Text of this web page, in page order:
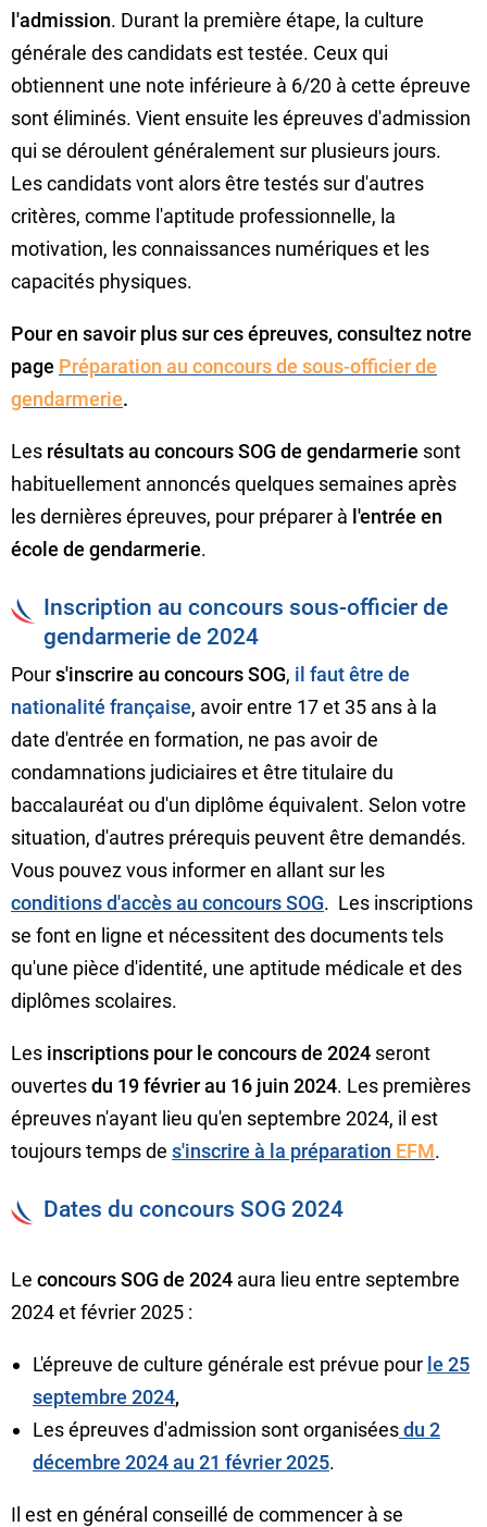
l'admission. Durant la première étape, la culture
générale des candidats est testée. Ceux qui
obtiennent une note inférieure à 6/20 à cette épreuve
sont éliminés. Vient ensuite les épreuves d'admission
qui se déroulent généralement sur plusieurs jours.
Les candidats vont alors être testés sur d'autres
critères, comme l'aptitude professionnelle, la
motivation, les connaissances numériques et les
capacités physiques.
Pour en savoir plus sur ces épreuves, consultez notre
page Préparation au concours de sous-officier de
gendarmerie.
Les résultats au concours SOG de gendarmerie sont
habituellement annoncés quelques semaines après
les dernières épreuves, pour préparer à l'entrée en
école de gendarmerie.
Inscription au concours sous-officier de
gendarmerie de 2024
Pours'inscrire au concours SOG, il faut être de
nationalité française, avoir entre 17 et 35 ans à la
date d'entrée en formation, ne pas avoir de
condamnations judiciaires et être titulaire du
baccalauréat ou d'un diplôme équivalent. Selon votre
situation, d'autres prérequis peuvent être demandés.
Vous pouvez vous informer en allant sur les
conditions d'accès au concours SOG. Les inscriptions
se font en ligne et nécessitent des documents tels
qu'une pièce d'identité, une aptitude médicale et des
diplômes scolaires.
Les inscriptions pour le concours de 2024 seront
ouvertesdu 19 février au 16 juin 2024. Les premières
épreuves n'ayant lieu qu'en septembre 2024, il est
toujours temps de s'inscrire à la préparation EFM.
Dates du concours SOG 2024
Le concours SOG de 2024 aura lieu entre septembre
2024 et février 2025 :
L'épreuve de culture générale est prévue pour le 25
septembre 2024,
Les épreuves d'admission sont organiséesdu 2
décembre 2024 au 21 février 2025.
Il est en général conseillé de commencer à se